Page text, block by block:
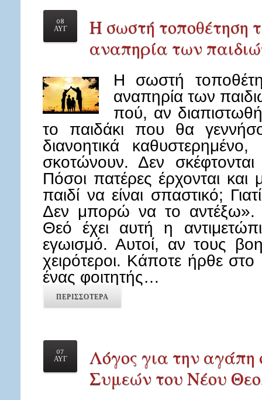
08
ΑΥΓ
Η σωστή τοποθέτηση
αναπηρία των
Η σωστή
αναπηρία των
πού, αν
το παιδάκι που θα
διανοητικά
σκοτώνουν. Δεν
Πόσοι πατέρες έρχονται
παιδί να είναι σπαστικό;
Δεν μπορώ να το αντέξω».
Θεό έχει αυτή η
εγωισμό. Αυτοί, αν τους
χειρότεροι. Κάποτε ήρθε
ένας φοιτητής…
ΠΕΡΙΣΣΟΤΕΡΑ
07
ΑΥΓ
Λόγος για την αγάπη
Συμεών του Νέου